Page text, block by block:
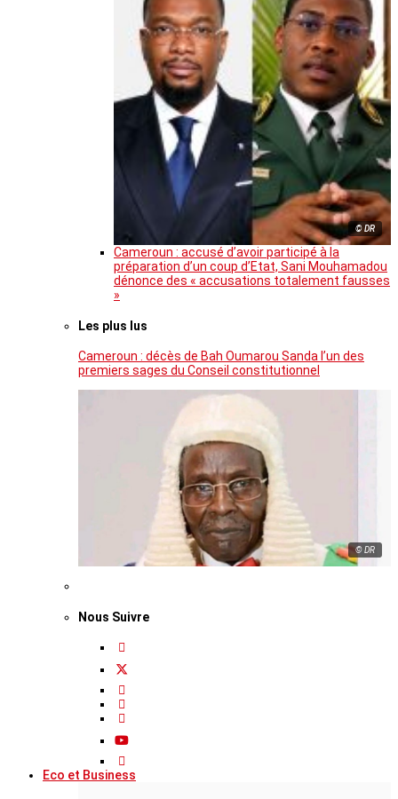
© DR
Cameroun : accusé d’avoir participé à la
préparation d’un coup d’Etat, Sani Mouhamadou
dénonce des « accusations totalement fausses
»
Les plus lus
Cameroun : décès de Bah Oumarou Sanda l’un des
premiers sages du Conseil constitutionnel
© DR
Nous Suivre
Eco et Business